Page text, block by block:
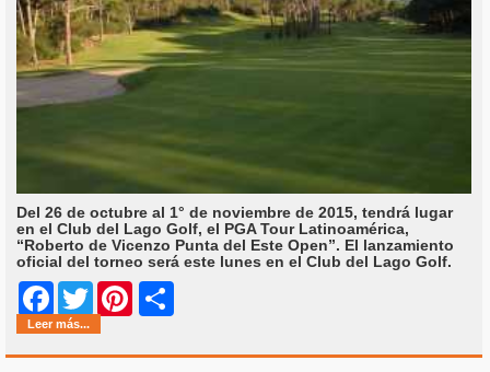
Del 26 de octubre al 1° de noviembre de 2015, tendrá lugar
en el Club del Lago Golf, el PGA Tour Latinoamérica,
“Roberto de Vicenzo Punta del Este Open”. El lanzamiento
oficial del torneo será este lunes en el Club del Lago Golf.
Facebook
Twitter Pinterest
Leer más...